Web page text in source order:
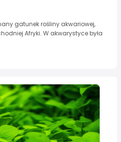
gatunek rośliny akwariowej,
Afryki. W akwarystyce była